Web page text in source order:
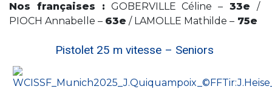
Nos françaises : GOBERVILLE Céline – 33e/
PIOCH Annabelle – 63e / LAMOLLE Mathilde – 75e
Pistolet 25 m vitesse – Seniors